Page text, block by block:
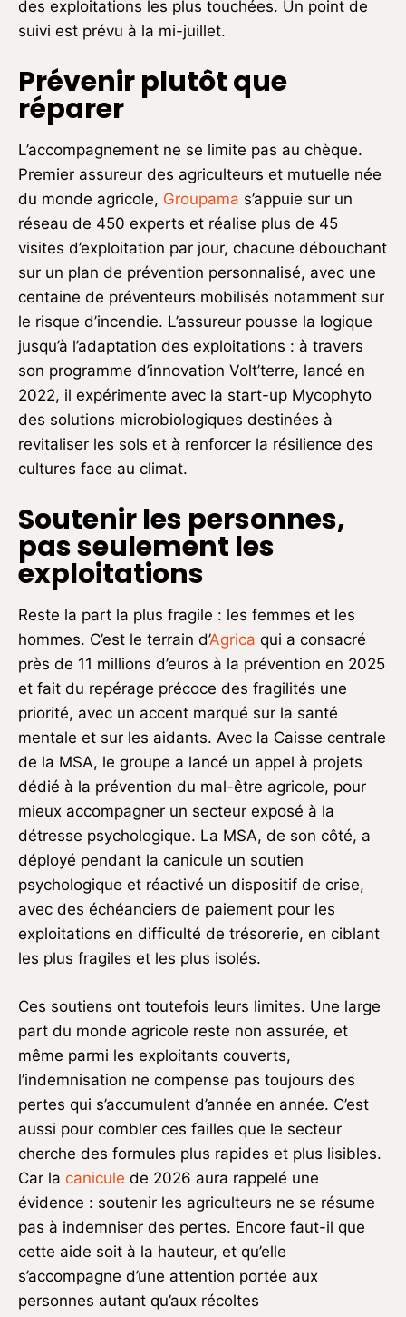
des exploitations les plus touchées. Un point de
suivi est prévu à la mi-juillet.
Prévenir plutôt que
réparer
L’accompagnement ne se limite pas au chèque.
Premier assureur des agriculteurs et mutuelle née
du monde agricole, Groupama s’appuie sur un
réseau de 450 experts et réalise plus de 45
visites d’exploitation par jour, chacune débouchant
sur un plan de prévention personnalisé, avec une
centaine de préventeurs mobilisés notamment sur
le risque d’incendie. L’assureur pousse la logique
jusqu’à l’adaptation des exploitations : à travers
son programme d’innovation Volt’terre, lancé en
2022, il expérimente avec la start-up Mycophyto
des solutions microbiologiques destinées à
revitaliser les sols et à renforcer la résilience des
cultures face au climat.
Soutenir les personnes,
pas seulement les
exploitations
Reste la part la plus fragile : les femmes et les
hommes. C’est le terrain d’Agrica qui a consacré
près de 11 millions d’euros à la prévention en 2025
et fait du repérage précoce des fragilités une
priorité, avec un accent marqué sur la santé
mentale et sur les aidants. Avec la Caisse centrale
de la MSA, le groupe a lancé un appel à projets
dédié à la prévention du mal-être agricole, pour
mieux accompagner un secteur exposé à la
détresse psychologique. La MSA, de son côté, a
déployé pendant la canicule un soutien
psychologique et réactivé un dispositif de crise,
avec des échéanciers de paiement pour les
exploitations en difficulté de trésorerie, en ciblant
les plus fragiles et les plus isolés.
Ces soutiens ont toutefois leurs limites. Une large
part du monde agricole reste non assurée, et
même parmi les exploitants couverts,
l’indemnisation ne compense pas toujours des
pertes qui s’accumulent d’année en année. C’est
aussi pour combler ces failles que le secteur
cherche des formules plus rapides et plus lisibles.
Car la canicule de 2026 aura rappelé une
évidence : soutenir les agriculteurs ne se résume
pas à indemniser des pertes. Encore faut-il que
cette aide soit à la hauteur, et qu’elle
s’accompagne d’une attention portée aux
personnes autant qu’aux récoltes